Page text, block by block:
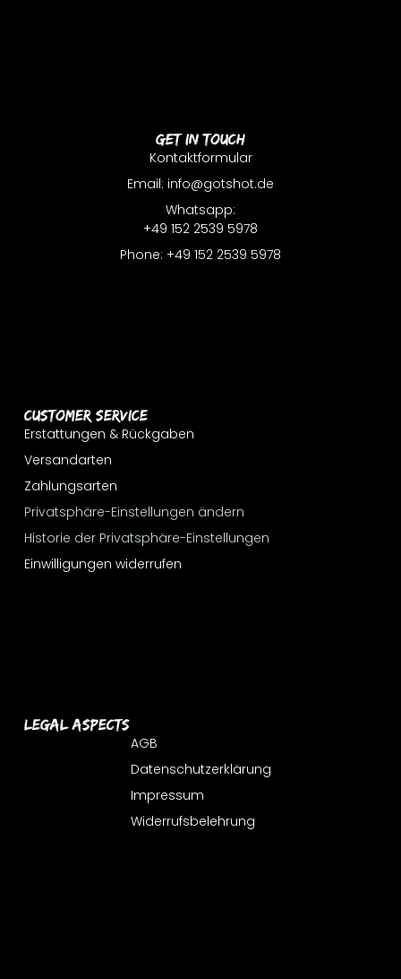
Customer Service
Erstattungen & Rückgaben
Versandarten
Zahlungsarten
Privatsphäre-Einstellungen ändern
Historie der Privatsphäre-Einstellungen
Einwilligungen widerrufen
Get In Touch
Kontaktformular
Email: info@gotshot.de
Whatsapp:
+49 152 2539 5978
Phone: +49 152 2539 5978
Legal Aspects
AGB
Datenschutzerklärung
Impressum
Widerrufsbelehrung